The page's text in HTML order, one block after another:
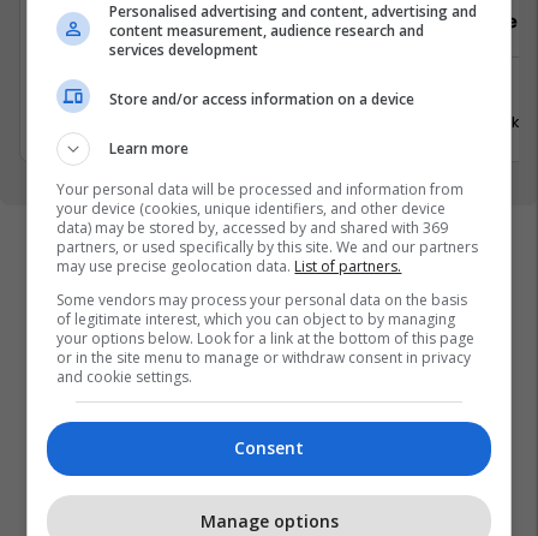
Sektorist/e
Ferizaj
Arkatar/e
31 Korrik
Personalised advertising and content, advertising and
content measurement, audience research and
services development
Store and/or access information on a device
Learn more
Your personal data will be processed and information from
your device (cookies, unique identifiers, and other device
data) may be stored by, accessed by and shared with 369
partners, or used specifically by this site. We and our partners
may use precise geolocation data. List of partners.
Some vendors may process your personal data on the basis
of legitimate interest, which you can object to by managing
your options below. Look for a link at the bottom of this page
or in the site menu to manage or withdraw consent in privacy
and cookie settings.
Consent
Manage options